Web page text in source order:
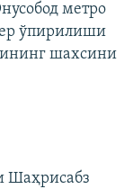
метро
ўпирилиши
шахсини
Шаҳрисабз